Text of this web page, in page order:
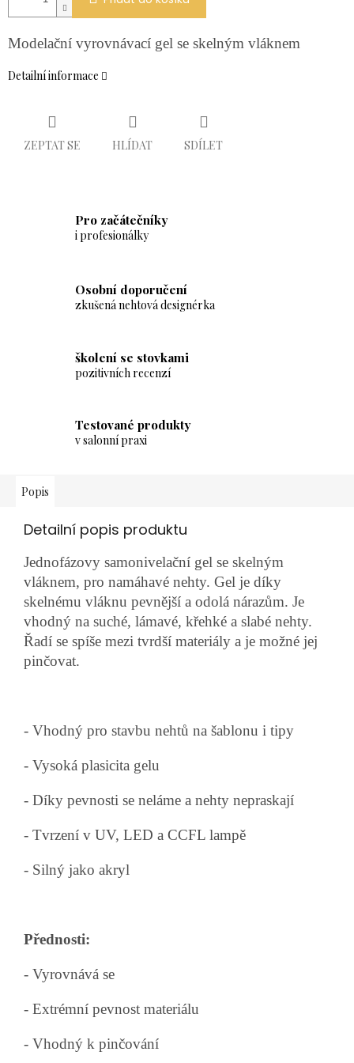
Modelační vyrovnávací gel se skelným vláknem
Detailní informace
ZEPTAT SE HLÍDAT SDÍLET
Pro začátečníky
i profesionálky
Osobní doporučení
zkušená nehtová designérka
školení se stovkami
pozitivních recenzí
Testované produkty
v salonní praxi
Popis
Detailní popis produktu
Jednofázovy samonivelační gel se skelným
vláknem, pro namáhavé nehty. Gel je díky
skelnému vláknu pevnější a odolá nárazům. Je
vhodný na suché, lámavé, křehké a slabé nehty.
Řadí se spíše mezi tvrdší materiály a je možné jej
pinčovat.
- Vhodný pro stavbu nehtů na šablonu i tipy
- Vysoká plasicita gelu
- Díky pevnosti se neláme a nehty nepraskají
- Tvrzení v UV, LED a CCFL lampě
- Silný jako akryl
Přednosti:
- Vyrovnává se
- Extrémní pevnost materiálu
- Vhodný k pinčování